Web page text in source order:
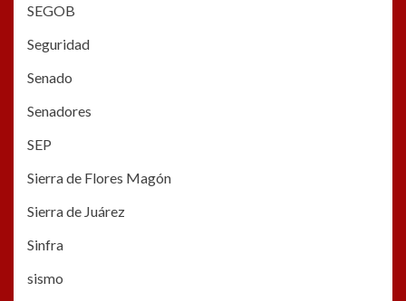
SEGOB
Seguridad
Senado
Senadores
SEP
Sierra de Flores Magón
Sierra de Juárez
Sinfra
sismo